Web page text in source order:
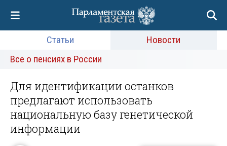
Статьи
Новости
Все о пенсиях в России
Для идентификации останков
предлагают использовать
национальную базу генетической
информации